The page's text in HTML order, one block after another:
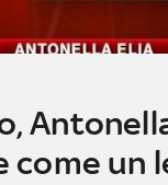
come un